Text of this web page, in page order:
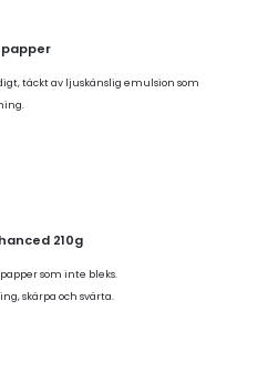
täckt av ljuskänslig emulsion som
210g
som inte bleks.
skärpa och svärta.